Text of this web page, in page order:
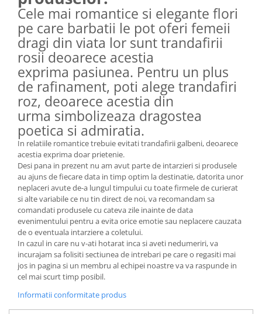
Cele mai romantice si elegante flori
pe care barbatii le pot oferi femeii
dragi din viata lor sunt trandafirii
rosii deoarece acestia
exprima pasiunea. Pentru un plus
de rafinament, poti alege trandafiri
roz, deoarece acestia din
urma simbolizeaza dragostea
poetica si admiratia.
In relatiile romantice trebuie evitati trandafirii galbeni, deoarece
acestia exprima doar prietenie.
Desi pana in prezent nu am avut parte de intarzieri si produsele
au ajuns de fiecare data in timp optim la destinatie, datorita unor
neplaceri avute de-a lungul timpului cu toate firmele de curierat
si alte variabile ce nu tin direct de noi, va recomandam sa
comandati produsele cu cateva zile inainte de data
evenimentului pentru a evita orice emotie sau neplacere cauzata
de o eventuala intarziere a coletului.
In cazul in care nu v-ati hotarat inca si aveti nedumeriri, va
incurajam sa folisiti sectiunea de intrebari pe care o regasiti mai
jos in pagina si un membru al echipei noastre va va raspunde in
cel mai scurt timp posibil.
Informatii conformitate produs